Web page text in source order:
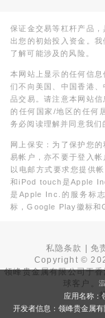
保证金交易等杠杆产品
出您的初始投入资金。
了解可能涉及的风险。
本网站上显示的任何信
们不向美国、中国香港
品交易。请注意本网站
的任何国家/地区的任何
务必阅读理解并同意我们
网上保安：为了保护您
易帐户，亦不要于登入
以电邮方式要求您提供
和iPod touch是Apple
是Apple Inc.的服务标
标，Google Play徽标和
私隐条款 |免
Copyright ©
领峰贵金属有限公司于
球客户。
应用名称：
开发者信息：领峰贵金属